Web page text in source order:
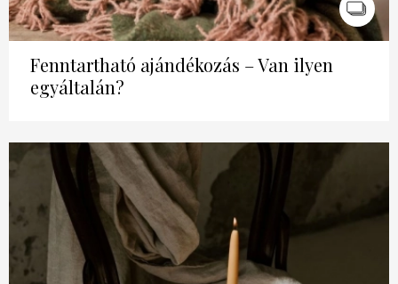
Fenntartható ajándékozás – Van ilyen
egyáltalán?